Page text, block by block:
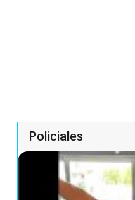
Policiales